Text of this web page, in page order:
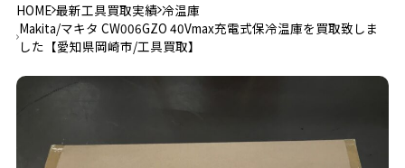
HOME 最新工具買取実績 冷温庫
Makita/マキタ CW006GZO 40Vmax充電式保冷温庫を買取致しま
した【愛知県岡崎市/工具買取】